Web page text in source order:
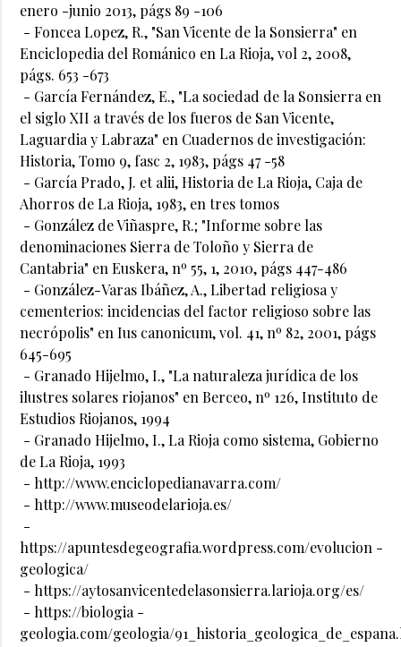
enero -junio 2013, págs 89 -106
- Foncea Lopez, R., "San Vicente de la Sonsierra" en
Enciclopedia del Románico en La Rioja, vol 2, 2008,
págs. 653 -673
- García Fernández, E., "La sociedad de la Sonsierra en
el siglo XII a través de los fueros de San Vicente,
Laguardia y Labraza" en Cuadernos de investigación:
Historia, Tomo 9, fasc 2, 1983, págs 47 -58
- García Prado, J. et alii, Historia de La Rioja, Caja de
Ahorros de La Rioja, 1983, en tres tomos
- González de Viñaspre, R.; "Informe sobre las
denominaciones Sierra de Toloño y Sierra de
Cantabria" en Euskera, nº 55, 1, 2010, págs 447-486
- González-Varas Ibáñez, A., Libertad religiosa y
cementerios: incidencias del factor religioso sobre las
necrópolis" en Ius canonicum, vol. 41, nº 82, 2001, págs
645-695
- Granado Hijelmo, I., "La naturaleza jurídica de los
ilustres solares riojanos" en Berceo, nº 126, Instituto de
Estudios Riojanos, 1994
- Granado Hijelmo, I., La Rioja como sistema, Gobierno
de La Rioja, 1993
- http://www.enciclopedianavarra.com/
- http://www.museodelarioja.es/
-
https://apuntesdegeografia.wordpress.com/evolucion -
geologica/
- https://aytosanvicentedelasonsierra.larioja.org/es/
- https://biologia -
geologia.com/geologia/